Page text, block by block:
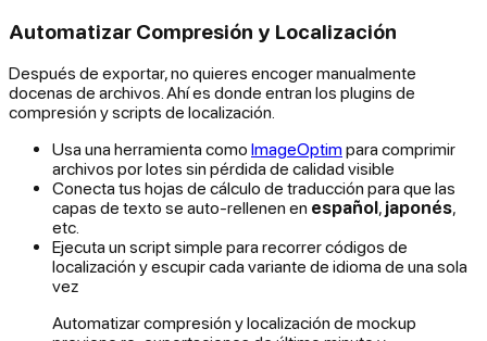
Automatizar Compresión y Localización
Después de exportar, no quieres encoger manualmente
docenas de archivos. Ahí es donde entran los plugins de
compresión y scripts de localización.
Usa una herramienta como ImageOptim para comprimir
archivos por lotes sin pérdida de calidad visible
Conecta tus hojas de cálculo de traducción para que las
capas de texto se auto-rellenen en español, japonés,
etc.
Ejecuta un script simple para recorrer códigos de
localización y escupir cada variante de idioma de una sola
vez
Automatizar compresión y localización de mockup